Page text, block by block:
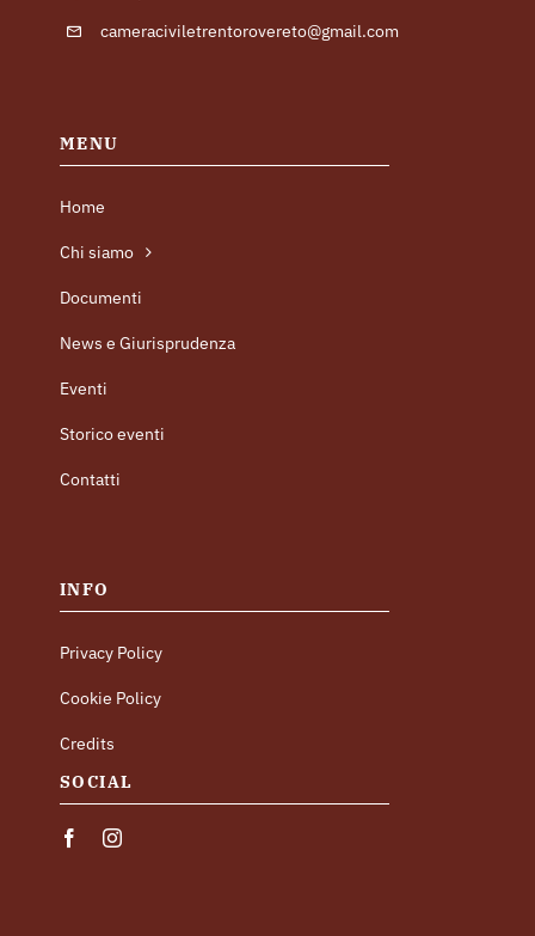
cameraciviletrentorovereto@gmail.com
MENU
Home
Chi siamo
Documenti
News e Giurisprudenza
Eventi
Storico eventi
Contatti
INFO
Privacy Policy
Cookie Policy
Credits
SOCIAL